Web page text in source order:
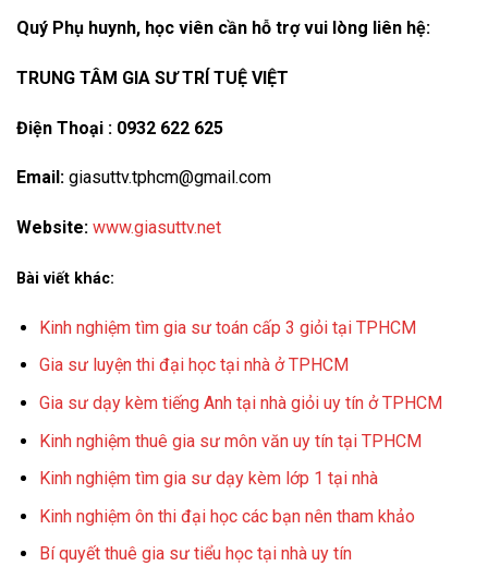
Quý Phụ huynh, học viên cần hỗ trợ vui lòng liên hệ:
TRUNG TÂM GIA SƯ TRÍ TUỆ VIỆT
Điện Thoại : 0932 622 625
Email: giasuttv.tphcm@gmail.com
Website: www.giasuttv.net
Bài viết khác:
Kinh nghiệm tìm gia sư toán cấp 3 giỏi tại TPHCM
Gia sư luyện thi đại học tại nhà ở TPHCM
Gia sư dạy kèm tiếng Anh tại nhà giỏi uy tín ở TPHCM
Kinh nghiệm thuê gia sư môn văn uy tín tại TPHCM
Kinh nghiệm tìm gia sư dạy kèm lớp 1 tại nhà
Kinh nghiệm ôn thi đại học các bạn nên tham khảo
Bí quyết thuê gia sư tiểu học tại nhà uy tín